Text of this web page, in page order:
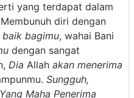
yang terdapat dalam
diri dengan
baik bagimu, wahai Bani
dengan sangat
Dia Allah akan menerima
Sungguh,
Maha Penerima